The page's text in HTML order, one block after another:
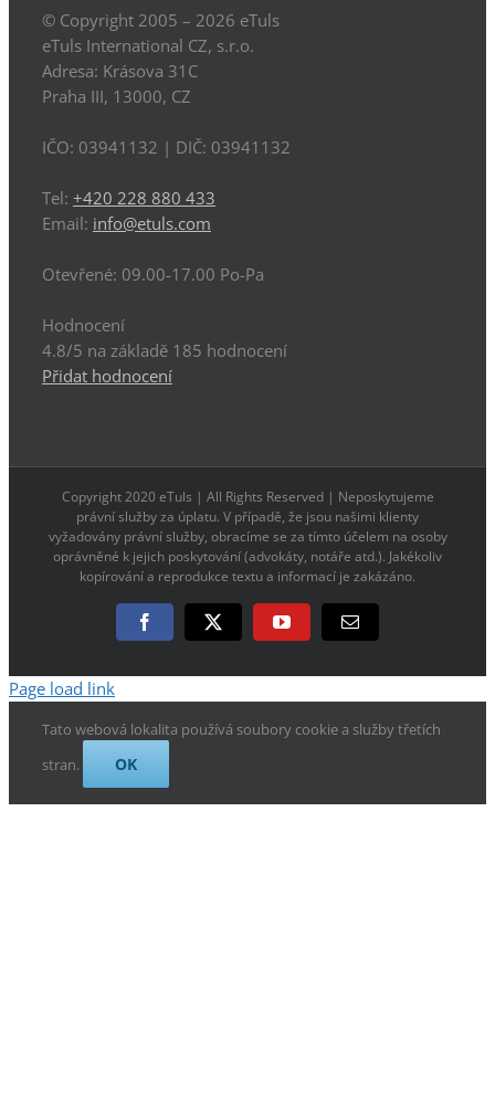
© Copyright 2005 – 2026 eTuls
eTuls International CZ, s.r.o.
Adresa: Krásova 31C
Praha III, 13000, CZ
IČO: 03941132 | DIČ: 03941132
Tel: +420 228 880 433
Email: info@etuls.com
Otevřené: 09.00-17.00 Po-Pa
Hodnocení
4.8/5 na základě 185 hodnocení
Přidat hodnocení
Copyright 2020 eTuls | All Rights Reserved | Neposkytujeme
právní služby za úplatu. V případě, že jsou našimi klienty
vyžadovány právní služby, obracíme se za tímto účelem na osoby
oprávněné k jejich poskytování (advokáty, notáře atd.). Jakékoliv
kopírování a reprodukce textu a informací je zakázáno.
FacebookX YouTube E-
Page load link
Tato webová lokalita používá soubory cookie a služby třetích
stran.
OK